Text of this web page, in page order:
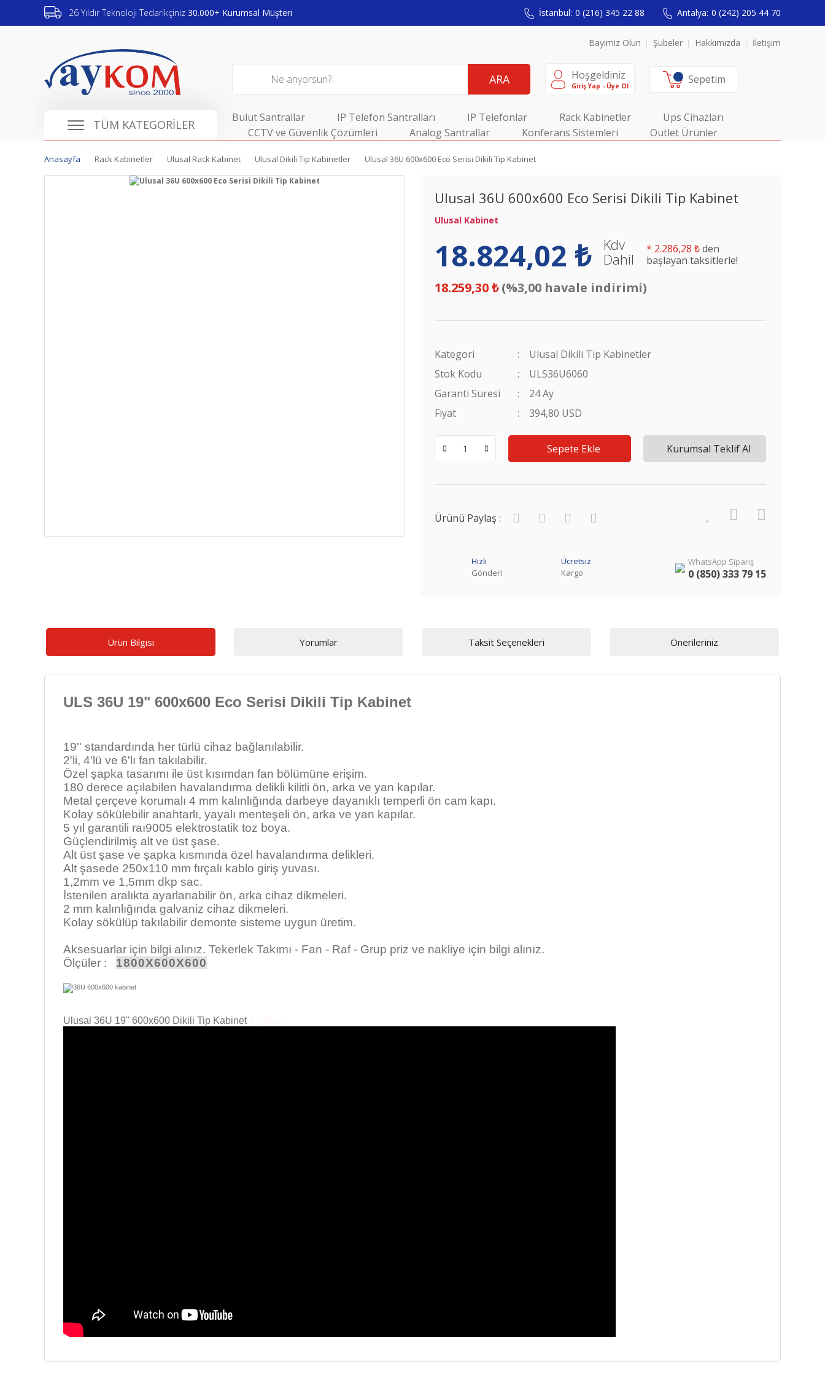
26 Yıldır Teknoloji Tedarikçiniz 30.000+ Kurumsal Müşteri İstanbul: 0 (216) 345 22 88 Antalya: 0 (242) 205 44 70
Bayimiz Olun Şubeler Hakkımızda İletişim
ARA Hoşgeldiniz
Giriş Yap - Üye Ol Sepetim
TÜM KATEGORİLER Bulut Santrallar IP Telefon Santralları IP Telefonlar Rack Kabinetler
Ups Cihazları
CCTV ve Güvenlik Çözümleri
Analog Santrallar Konferans Sistemleri Outlet Ürünler
Anasayfa Rack Kabinetler Ulusal Rack Kabinet Ulusal Dikili Tip Kabinetler Ulusal 36U 600x600 Eco Serisi Dikili Tip Kabinet
Ulusal 36U 600x600 Eco Serisi Dikili Tip Kabinet
Ulusal Kabinet
18.824,02 ₺
Kdv
Dahil
* 2.286,28 ₺den
başlayan taksitlerle!
18.259,30 ₺(%3,00 havale indirimi)
Kategori
Ulusal Dikili Tip Kabinetler
Stok Kodu
ULS36U6060
Garanti Süresi
24 Ay
Fiyat
394,80 USD
Sepete Ekle Kurumsal Teklif Al
Ürünü Paylaş :
Hızlı
Gönderi
Ücretsiz
Kargo
WhatsApp Sipariş
0 (850) 333 79 15
Ürün Bilgisi Yorumlar Taksit Seçenekleri Önerileriniz
ULS 36U 19" 600x600 Eco Serisi Dikili Tip Kabinet
19'' standardında her türlü cihaz bağlanılabilir.
2'li, 4'lü ve 6'lı fan takılabilir.
Özel şapka tasarımı ile üst kısımdan fan bölümüne erişim.
180 derece açılabilen havalandırma delikli kilitli ön, arka ve yan kapılar.
Metal çerçeve korumalı 4 mm kalınlığında darbeye dayanıklı temperli ön cam kapı.
Kolay sökülebilir anahtarlı, yayalı menteşeli ön, arka ve yan kapılar.
5 yıl garantili raı9005 elektrostatik toz boya.
Güçlendirilmiş alt ve üst şase.
Alt üst şase ve şapka kısmında özel havalandırma delikleri.
Alt şasede 250x110 mm fırçalı kablo giriş yuvası.
1,2mm ve 1,5mm dkp sac.
İstenilen aralıkta ayarlanabilir ön, arka cihaz dikmeleri.
2 mm kalınlığında galvaniz cihaz dikmeleri.
Kolay sökülüp takılabilir demonte sisteme uygun üretim.
Aksesuarlar için bilgi alınız. Tekerlek Takımı - Fan - Raf - Grup priz ve nakliye için bilgi alınız.
Ölçüler : 1800X600X600
Ulusal 36U 19" 600x600 Dikili Tip Kabinet